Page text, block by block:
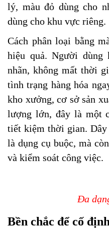
lý, màu đỏ dùng cho
dùng cho khu vực riêng.
Cách phân loại bằng
hiệu quả. Người dùng
nhãn, không mất thời
tình trạng hàng hóa
kho xưởng, cơ sở sản
lượng lớn, đây là một
tiết kiệm thời gian.
là dụng cụ buộc, mà
và kiểm soát công việc.
Đa
Bền chắc để cố